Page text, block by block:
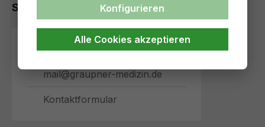
So erreichen Sie uns
+49 (3 73 46) 69 93-30
mail@graupner-medizin.de
Kontaktformular
Konfigurieren
Alle Cookies akzeptieren